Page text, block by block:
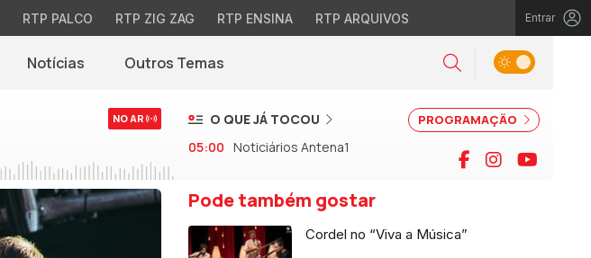
RTP PALCO RTP ZIG ZAG RTP ENSINA RTP ARQUIVOS Entrar
Notícias(abre em nova janela)
Outros Temas Pesquisar
Alternar tema
NO AR PROGRAMAÇÃO
O QUE JÁ TOCOU
05:00 Noticiários Antena1 Facebook
Instagram
Pode também gostar
Cordel no “Viva a Música”